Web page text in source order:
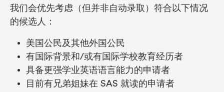
我们会优先考虑（但并非自动录取）符合以下情况
的候选人：
美国公民及其他外国公民
有国际背景和/或有国际学校教育经历者
具备更强学业英语语言能力的申请者
目前有兄弟姐妹在 SAS 就读的申请者